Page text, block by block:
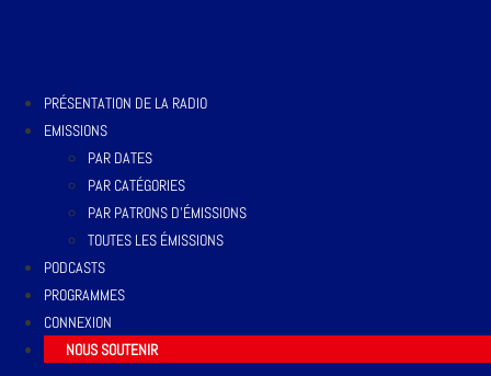
PRÉSENTATION DE LA RADIO
EMISSIONS
PAR DATES
PAR CATÉGORIES
PAR PATRONS D’ÉMISSIONS
TOUTES LES ÉMISSIONS
PODCASTS
PROGRAMMES
CONNEXION
NOUS SOUTENIR